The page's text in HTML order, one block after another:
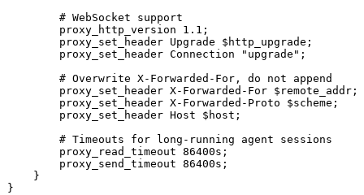
# WebSocket support
        proxy_http_version 1.1;
        proxy_set_header Upgrade
$http_upgrade ;
        proxy_set_header Connection
"upgrade" ;
# Overwrite X-Forwarded-For, do not append
        proxy_set_header X-Forwarded-For
$remote_addr ;
        proxy_set_header X-Forwarded-Proto
$scheme ;
        proxy_set_header Host
$host ;
# Timeouts for long-running agent sessions
        proxy_read_timeout 86400s;
        proxy_send_timeout 86400s;
    }
}